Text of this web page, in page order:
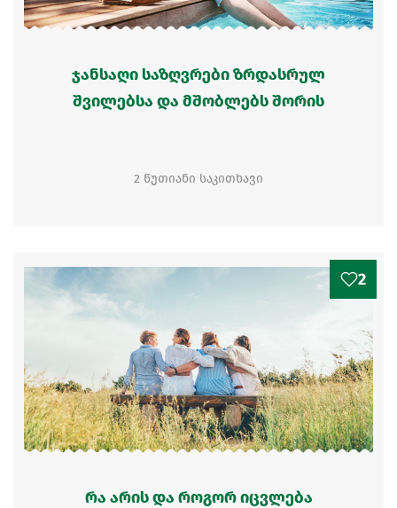
ჯანსაღი საზღვრები ზრდასრულ
შვილებსა და მშობლებს შორის
2 წუთიანი საკითხავი
2
რა არის და როგორ იცვლება